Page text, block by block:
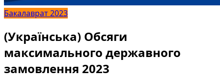
Бакалаврат 2023
(Українська) Обсяги
максимального державного
замовлення 2023